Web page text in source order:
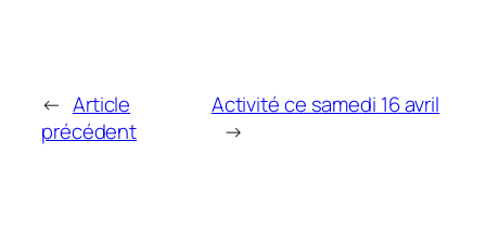
← Article
précédent
Activité ce samedi 16 avril
→